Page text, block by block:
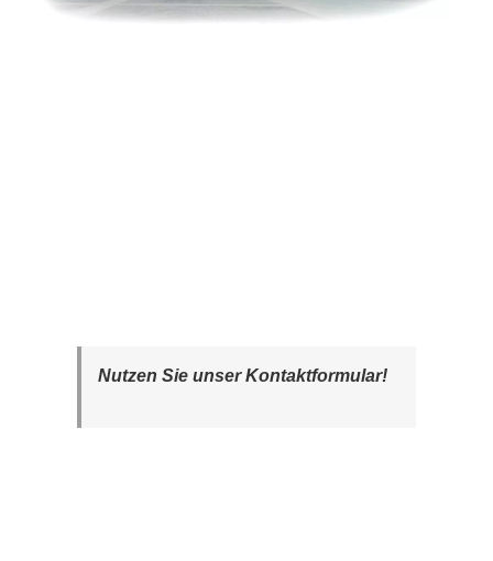
Nutzen Sie unser Kontaktformular!